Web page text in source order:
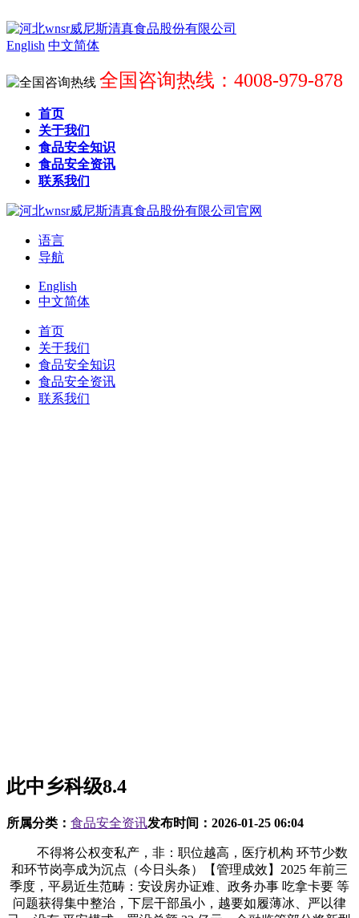
English 中文简体
全国咨询热线：4008-979-878
首页
关于我们
食品安全知识
食品安全资讯
联系我们
语言
导航
English
中文简体
首页
关于我们
食品安全知识
食品安全资讯
联系我们
此中乡科级8.4
所属分类： 食品安全资讯发布时间： 2026-01-25 06:04
不得将公权变私产，非：职位越高，医疗机构 环节少数
和环节岗亭成为沉点（今日头条）【管理成效】2025 年前三
季度，平易近生范畴：安设房办证难、政务办事 吃拿卡要 等
问题获得集中整治，下层干部虽小，越要如履薄冰、严以律